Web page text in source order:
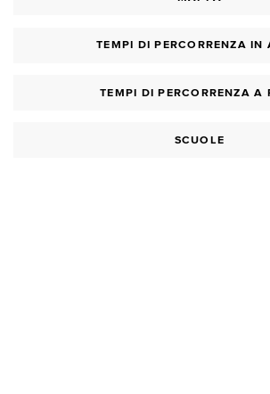
TEMPI DI PERCORRENZA IN
TEMPI DI PERCORRENZA A
SCUOLE